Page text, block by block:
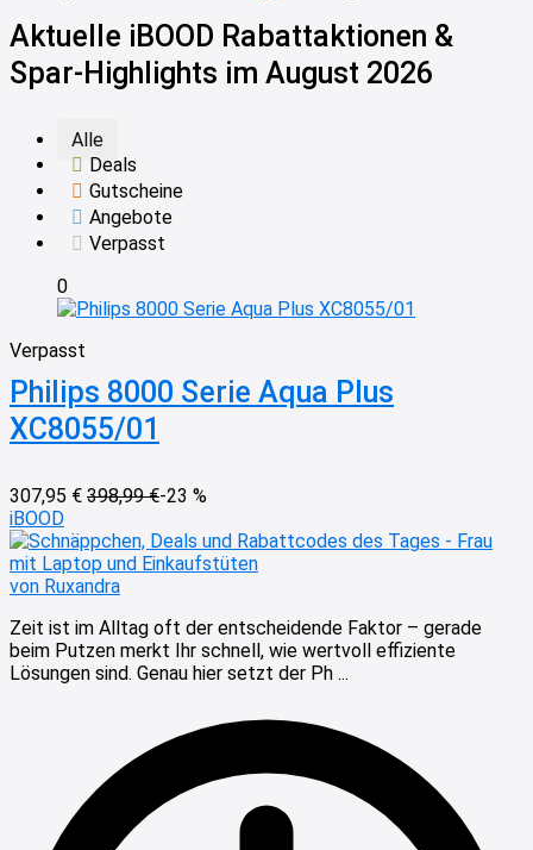
Aktuelle iBOOD Rabattaktionen &
Spar-Highlights im August 2026
Alle
Deals
Gutscheine
Angebote
Verpasst
0
Verpasst
Philips 8000 Serie Aqua Plus
XC8055/01
307,95 € 398,99 €-23 %
iBOOD
von Ruxandra
Zeit ist im Alltag oft der entscheidende Faktor – gerade
beim Putzen merkt Ihr schnell, wie wertvoll effiziente
Lösungen sind. Genau hier setzt der Ph ...